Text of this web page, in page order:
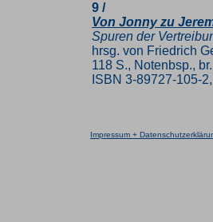
9 /
Von Jonny zu
Spuren der
hrsg. von Friedrich
118 S., Notenbsp.,
ISBN 3-89727-105-
Impressum +